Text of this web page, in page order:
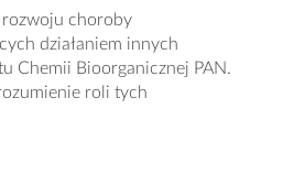
rozwoju choroby
działaniem innych
Chemii Bioorganicznej PAN.
roli tych